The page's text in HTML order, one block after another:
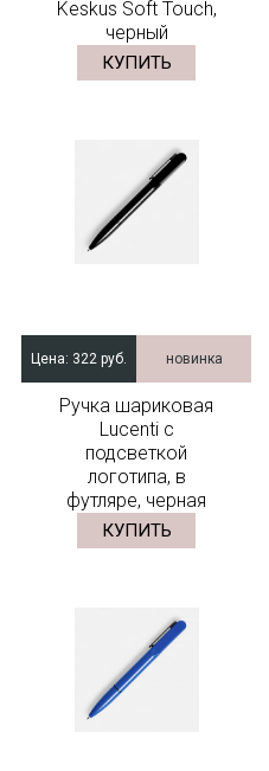
Keskus Soft Touch,
черный
КУПИТЬ
Цена: 322 руб. новинка
Ручка шариковая
Lucenti с
подсветкой
логотипа, в
футляре, черная
КУПИТЬ